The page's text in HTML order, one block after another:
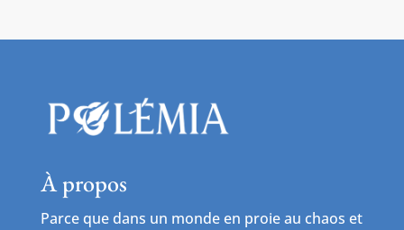
À propos
Parce que dans un monde en proie au chaos et